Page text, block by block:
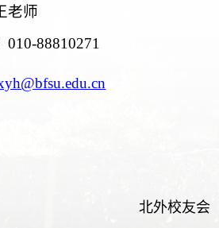
老师
010-88810271
北外校友会